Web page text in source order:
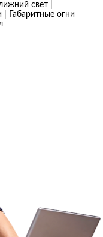
свет |
| Габаритные огни